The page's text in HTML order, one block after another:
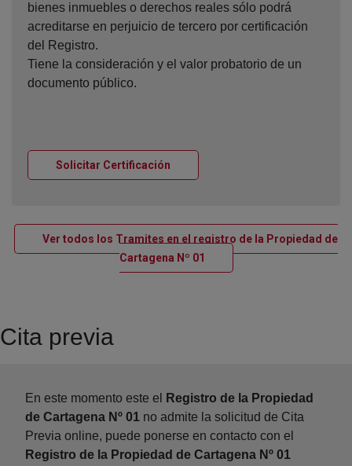
bienes inmuebles o derechos reales sólo podrá
acreditarse en perjuicio de tercero por certificación
del Registro.
Tiene la consideración y el valor probatorio de un
documento público.
Solicitar Certificación
Ver todos los Tramites en el registro de la Propiedad de
Cartagena Nº 01 Ventana nueva
Cita previa
En este momento este el
Registro de la Propiedad
de Cartagena Nº 01 no admite la solicitud de Cita
Previa online, puede ponerse en contacto con el
Registro de la Propiedad de Cartagena Nº 01